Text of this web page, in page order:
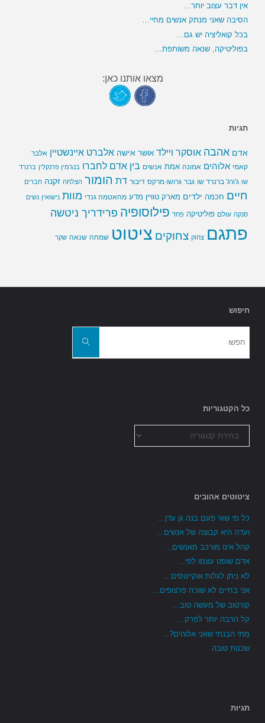
אין דבר עצוב יותר…
הסיבה שאני מנתק אנשים מחיי…
בכל קואליציה יש גם…
בפוליטיקה, שנאה משותפת…
מצאו אותנו כאן:
תגיות
אדם אהבה אוסקר ויילד אושר אישה אלברט איינשטיין אלבר
קאמי אלוהים אמונה אמת אנשים בין אדם לחברו בנג'מין פרנקלין ברנרד
שו ג'ורג' ברנרד שו גבר גרושו מרקס דיבור דת הומור הצלחה זקנה חברים
חיים חכמה ילדים מארק טוויין מדע מהאטמה גנדי מוות נישואין נשים
סנקה עולם פוליטיקה פחד פילוסופיה פרידריך ניטשה
פתגם צחוק צחוקים ציטוט שמחה שנאה שקר
חיפוש
חפשו
כל הקטגוריות
הקטגוריות
ציטוטים אהובים
כל מי שאי פעם בנה גן עדן...
ועדה היא קבוצה של אנשים...
קהל אינו מורכב מאנשים...
אדם שופט עצמו לפי...
לא ניתן לגלות אוקיינוסים...
אני בחיים לא שוכח פרצופים...
קורטוב של מעשה טוב...
קל הרבה יותר לפרק...
מתי הבנתי שאני אלוהים?...
שכנות טובה
תגיות